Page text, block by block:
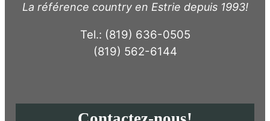
La référence country en Estrie depuis 1993!
Tel.: (819) 636-0505
(819) 562-6144